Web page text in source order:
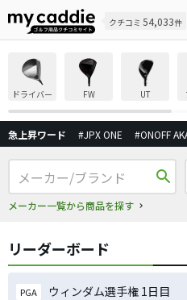
クチコミ 54,033件
ドライバー FW UT
急上昇ワード #JPX ONE #ONOFF
search
メーカー一覧から商品を探す
リーダーボード
PGA ウィンダム選手権 1日目